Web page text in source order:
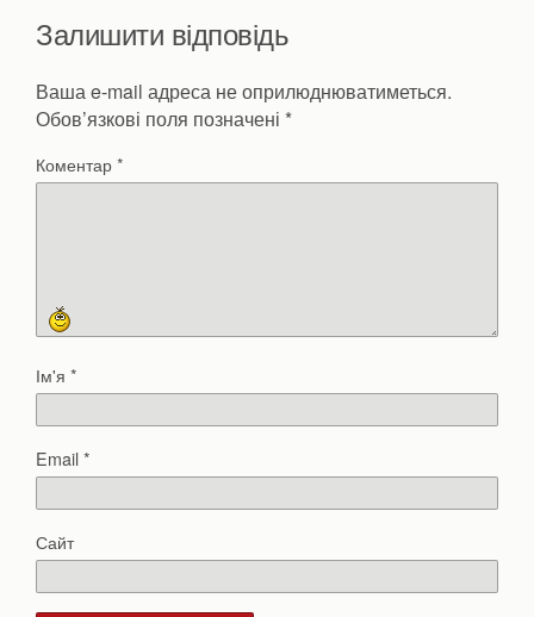
Залишити відповідь
Ваша e-mail адреса не оприлюднюватиметься.
Обов’язкові поля позначені *
Коментар*
Ім'я *
Email*
Сайт